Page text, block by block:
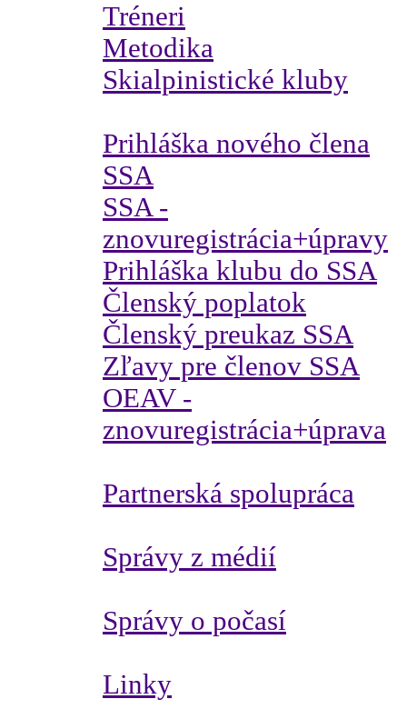
Tréneri
Metodika
Skialpinistické kluby
Prihláška nového člena
SSA
SSA -
znovuregistrácia+úpravy
Prihláška klubu do SSA
Členský poplatok
Členský preukaz SSA
Zľavy pre členov SSA
OEAV -
znovuregistrácia+úprava
Partnerská spolupráca
Správy z médií
Správy o počasí
Linky